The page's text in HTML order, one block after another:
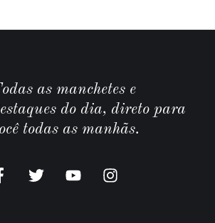
as manchetes e
do dia, direto para
todas as manhãs.